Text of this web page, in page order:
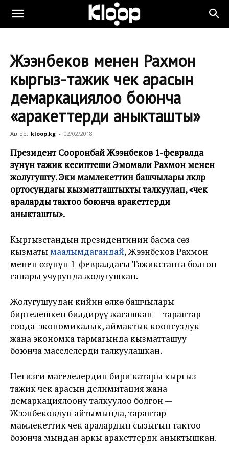
Жээнбеков менен Рахмон
кыргыз-тажик чек арасын
демаркациялоо боюнча
«аракеттерди аныкташты»
Автор: kloop.kg - 02/02/2018
Президент Сооронбай Жээнбеков 1-февралда
өзүнүн тажик кесиптеши Эмомали Рахмон менен
жолугушту. Эки мамлекеттин башчылары өлкөлөр
ортосундагы кызматташтыкты талкуулап, «чек
араларды тактоо боюнча аракеттерди
аныкташты».
Кыргызстандын президентинин басма сөз
кызматы маалымдагандай, Жээнбеков Рахмон
менен өзүнүн 1-февралдагы Тажикстанга болгон
сапары учурунда жолугушкан.
Жолугушуудан кийин өлкө башчылары
биргелешкен билдирүү жасашкан — тараптар
соода-экономикалык, аймактык коопсуздук
жана экономка тармагында кызматташуу
боюнча маселелерди талкуулашкан.
Негизги маселелердин бири катары кыргыз-
тажик чек арасын делимитация жана
демаркациялоону талкуулоо болгон —
Жээнбековдун айтымында, тараптар
мамлекеттик чек аралардын сызыгын тактоо
боюнча мындан аркы аракеттерди аныктышкан.